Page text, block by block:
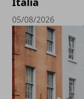
05/08/2026